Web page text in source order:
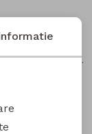
Sale
Lianna Z10669 dames piraat Groen licht